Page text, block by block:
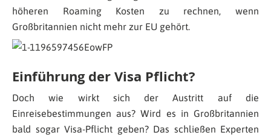
höheren Roaming Kosten zu rechnen, wenn
Großbritannien nicht mehr zur EU gehört.
Einführung der Visa Pflicht?
Doch wie wirkt sich der Austritt auf die
Einreisebestimmungen aus? Wird es in Großbritannien
bald sogar Visa-Pflicht geben? Das schließen Experten